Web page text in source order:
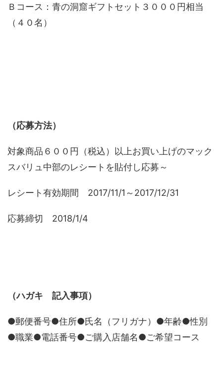
Ｂコース：青の洞窟ギフトセット３０００円相当
（４０名）
（応募方法）
対象商品６００円（税込）以上お買い上げのマック
スバリュ中部のレシートを貼付し応募～
レシート有効期間 2017/11/1～2017/12/31
応募締切 2018/1/4
（ハガキ 記入事項）
●郵便番号●住所●氏名（フリガナ）●年齢●性別
●職業●電話番号●ご購入店舗名●ご希望コース